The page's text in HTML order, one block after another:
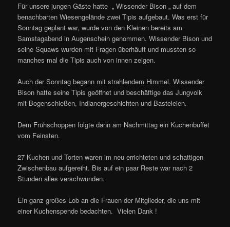
Für unsere jungen Gäste hatte „ Wissender Bison „ auf dem
benachbarten Wiesengelände zwei Tipis aufgebaut. Was erst für
Sonntag geplant war, wurde von den Kleinen bereits am
Samstagabend in Augenschein genommen. Wissender Bison und
seine Squaws wurden mit Fragen überhäuft und mussten so
manches mal die Tipis auch von innen zeigen.
Auch der Sonntag begann mit strahlendem Himmel. Wissender
Bison hatte seine Tipis geöffnet und beschäftige das Jungvolk
mit Bogenschießen, Indianergeschichten und Basteleien.
Dem Frühschoppen folgte dann am Nachmittag ein Kuchenbuffet
vom Feinsten.
27 Kuchen und Torten waren im neu errichteten und schattigen
Zwischenbau aufgereiht. Bis auf ein paar Reste war nach 2
Stunden alles verschwunden.
Ein ganz großes Lob an die Frauen der Mitglieder, die uns mit
einer Kuchenspende bedachten. Vielen Dank !